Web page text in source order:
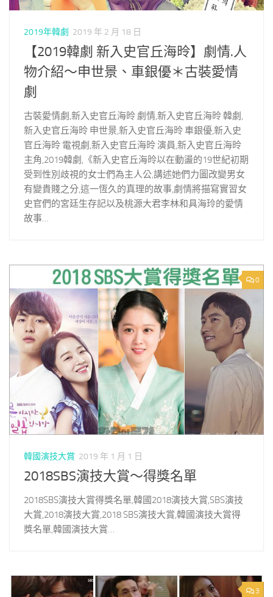
2019年韓劇 2019 年 2 月 18 日
【2019韓劇 新入史官丘海昤】劇情.人
物介紹～申世景、車銀優＊古裝愛情
劇
古裝愛情劇,新入史官丘海昤 劇情,新入史官丘海昤 韓劇,
新入史官丘海昤 申世景,新入史官丘海昤 車銀優,新入史
官丘海昤 電視劇,新入史官丘海昤 演員,新入史官丘海昤
主角,2019韓劇,《新入史官丘海昤以在動盪的19世紀初期
受到性別歧視的女士們為主人公,講述她們力圖改變男女
有變貴賤之分,這一恆久的真理的故事,劇情將描寫實習女
史官們的宮廷生存記以及桃源大君李林和具海玲的愛情
故事…
0
韓國演技大賞 2019 年 1 月 1 日
2018SBS演技大賞～得獎名單
2018SBS演技大賞得獎名單,韓國2018演技大賞,SBS演技
大賞,2018演技大賞,2018 SBS演技大賞,韓國演技大賞得
獎名單,韓國演技大賞…
3